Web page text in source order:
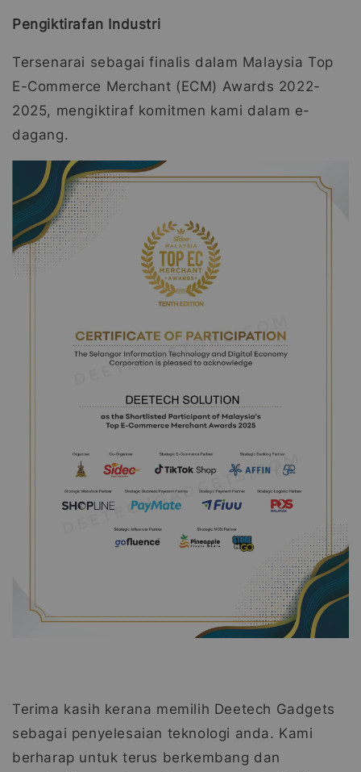
Pengiktirafan Industri
Tersenarai sebagai finalis dalam Malaysia Top
E-Commerce Merchant (ECM) Awards 2022-
2025, mengiktiraf komitmen kami dalam e-
dagang.
Terima kasih kerana memilih Deetech Gadgets
sebagai penyelesaian teknologi anda. Kami
berharap untuk terus berkembang dan